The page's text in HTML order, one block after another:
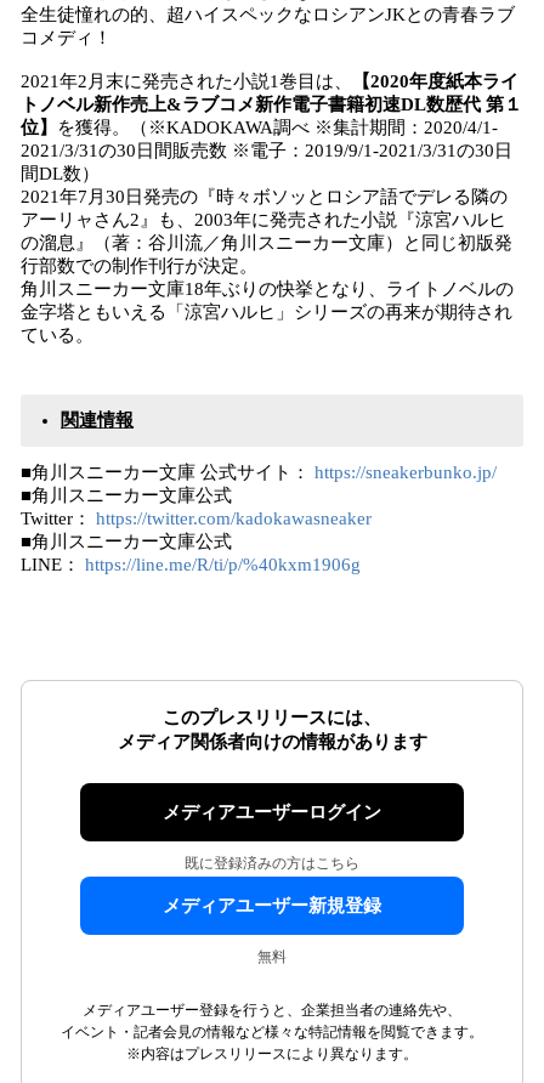
全生徒憧れの的、超ハイスペックなロシアンJKとの青春ラブ
コメディ！
2021年​2月末に発売された小説1巻目は、
【2020年度紙本ライ
トノベル新作売上&ラブコメ新作電子書籍初速DL数歴代 第１
位】
を獲得。（※KADOKAWA調べ ※集計期間：2020/4/1-
2021/3/31の30日間販売数 ※電子：2019/9/1-2021/3/31の30日
間DL数）
2021年7月30日発売の『時々ボソッとロシア語でデレる隣の
アーリャさん2』も、2003年に発売された小説『涼宮ハルヒ
の溜息』（著：谷川流／角川スニーカー文庫）と同じ初版発
行部数での制作刊行が決定。
角川スニーカー文庫18年ぶりの快挙となり、ライトノベルの
金字塔ともいえる「涼宮ハルヒ」シリーズの再来が期待され
ている。
関連情報
■角川スニーカー文庫 公式サイト： https://sneakerbunko.jp/
■角川スニーカー文庫公式
Twitter： https://twitter.com/kadokawasneaker
■角川スニーカー文庫公式
LINE： https://line.me/R/ti/p/%40kxm1906g
このプレスリリースには、
メディア関係者向けの情報があります
メディアユーザーログイン
既に登録済みの方はこちら
メディアユーザー新規登録
無料
メディアユーザー登録を行うと、企業担当者の連絡先や、
イベント・記者会見の情報など様々な特記情報を閲覧できます。
※内容はプレスリリースにより異なります。